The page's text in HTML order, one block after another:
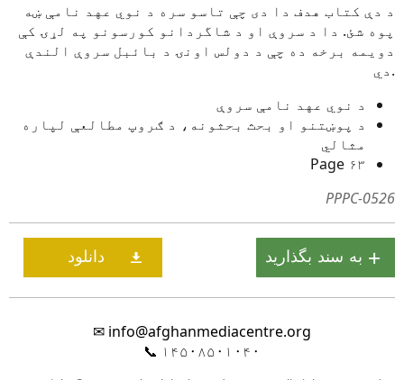
د دې کتاب هدف دا دی چې تاسو سره د نوي عهد نامې ښه
پوه شئ. دا د سروې او د شاگردانو کورسونو په لړۍ کې
دویمه برخه ده چې د دولس اونۍ د بائبل سروې الندې
دي.
د نوي عهد نامې سروې
د پوښتنو او بحث بحثونه، د ګروپ مطالعې لپاره
مثالي
۶۳ Page
PPPC-0526
✉ info@afghanmediacentre.org
📞 ۱۴۵۰۸۵۰۱۰۴۰